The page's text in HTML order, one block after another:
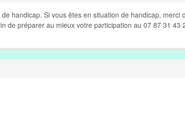
handicap. Si vous êtes en situation de handicap, merci
de préparer au mieux votre participation au 07 87 31 43